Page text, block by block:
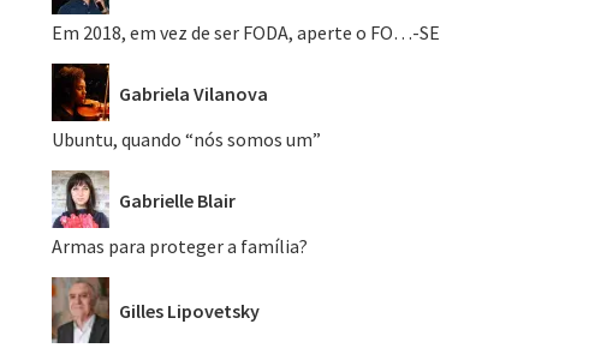
Em 2018, em vez de ser FODA, aperte o FO…-SE
Gabriela Vilanova
Ubuntu, quando “nós somos um”
Gabrielle Blair
Armas para proteger a família?
Gilles Lipovetsky